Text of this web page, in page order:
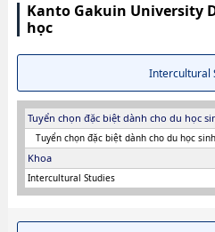
Kanto Gakuin University
học
Intercultural
Tuyển chọn đặc biệt dành cho du học
Tuyển chọn đặc biệt dành cho du học sinh
Khoa
Intercultural Studies